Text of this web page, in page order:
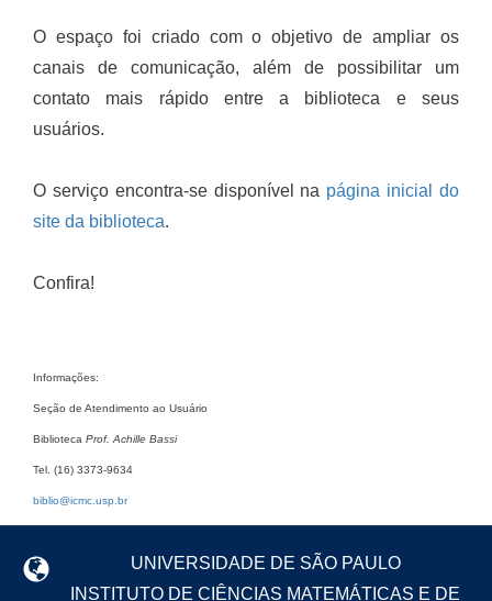
O espaço foi criado com o objetivo de ampliar os
canais de comunicação, além de possibilitar um
contato mais rápido entre a biblioteca e seus
usuários.
O serviço encontra-se disponível na página inicial do
site da biblioteca.
Confira!
Informações:
Seção de Atendimento ao Usuário
Biblioteca Prof. Achille Bassi
Tel. (16) 3373-9634
biblio@icmc.usp.br
UNIVERSIDADE DE SÃO PAULO
INSTITUTO DE CIÊNCIAS MATEMÁTICAS E DE